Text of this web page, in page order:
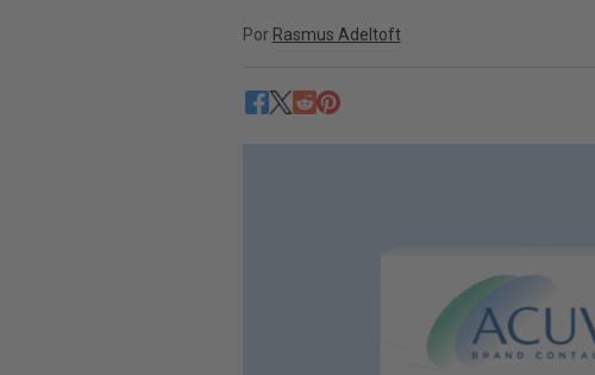
Por Rasmus Adeltoft